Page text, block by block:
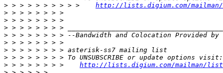
> > > > > > > > > > http://lists.digium.com/
>
>
>
> > > > > > > > --Bandwidth and Colocation Provided by
>
>
>
> > > > > > > > http://lists.digium.com/mailman/